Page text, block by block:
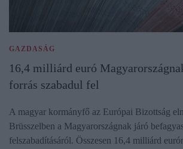
GAZDASÁG
16,4 milliárd euró
forrás szabadul fel
A magyar kormányfő az Európai Bizottság
Brüsszelben a Magyarországnak járó
felszabadításáról. Összesen 16,4 milliárd